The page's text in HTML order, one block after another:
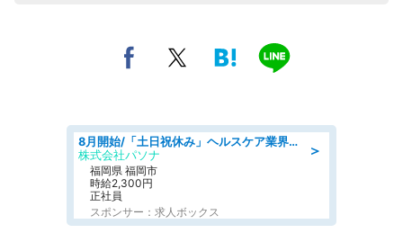
＞
8月開始/「土日祝休み」ヘルスケア業界の産業保健師/高時給/未経験OK/要資格:保健師、正看護師
株式会社パソナ
福岡県 福岡市
時給2,300円
正社員
スポンサー：求人ボックス